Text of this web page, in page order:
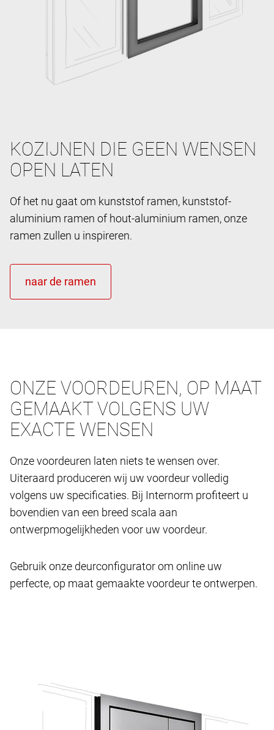
KOZIJNEN DIE GEEN WENSEN
OPEN LATEN
Of het nu gaat om kunststof ramen, kunststof-
aluminium ramen of hout-aluminium ramen, onze
ramen zullen u inspireren.
ONZE VOORDEUREN, OP MAAT
GEMAAKT VOLGENS UW
EXACTE WENSEN
Onze voordeuren laten niets te wensen over.
Uiteraard produceren wij uw voordeur volledig
volgens uw specificaties. Bij Internorm profiteert u
bovendien van een breed scala aan
ontwerpmogelijkheden voor uw voordeur.
Gebruik onze deurconfigurator om online uw
perfecte, op maat gemaakte voordeur te ontwerpen.